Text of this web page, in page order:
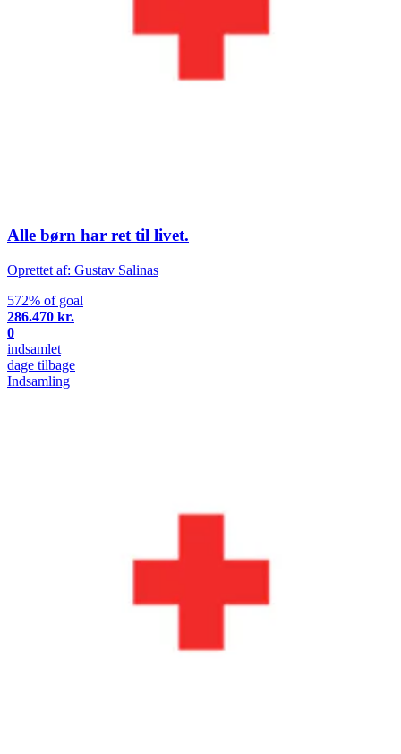
Alle børn har ret til livet.
Oprettet af: Gustav Salinas
572% of goal
286.470 kr.
0
indsamlet
dage tilbage
Indsamling